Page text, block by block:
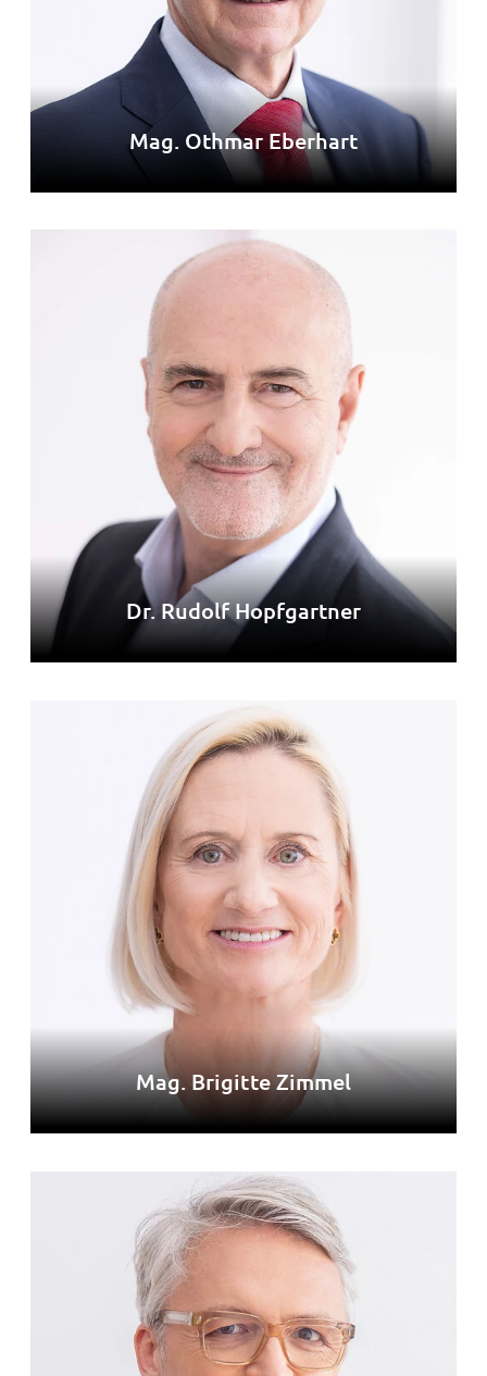
Mag. Othmar Eberhart
Dr. Rudolf Hopfgartner
Mag. Brigitte Zimmel